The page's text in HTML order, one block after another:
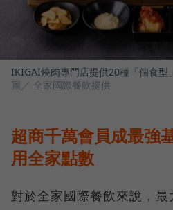
IKIGAI燒肉專門店提供20種「個食型
圖／ 全家國際餐飲提供
超商千萬會員成最強
用全家點數
對於全家國際餐飲來說，